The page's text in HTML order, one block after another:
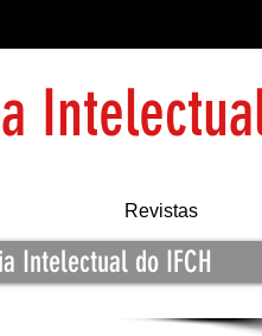
Revistas
Intelectual do IFCH